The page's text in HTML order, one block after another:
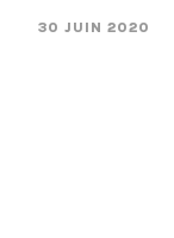
30 JUIN 2020